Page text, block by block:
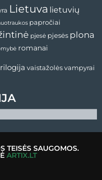
Lietuva lietuvių
papročiai
pjesė pjesės plona
romanai
vaistažolėsvampyrai
TEISĖS SAUGOMOS.
ARTIX.LT